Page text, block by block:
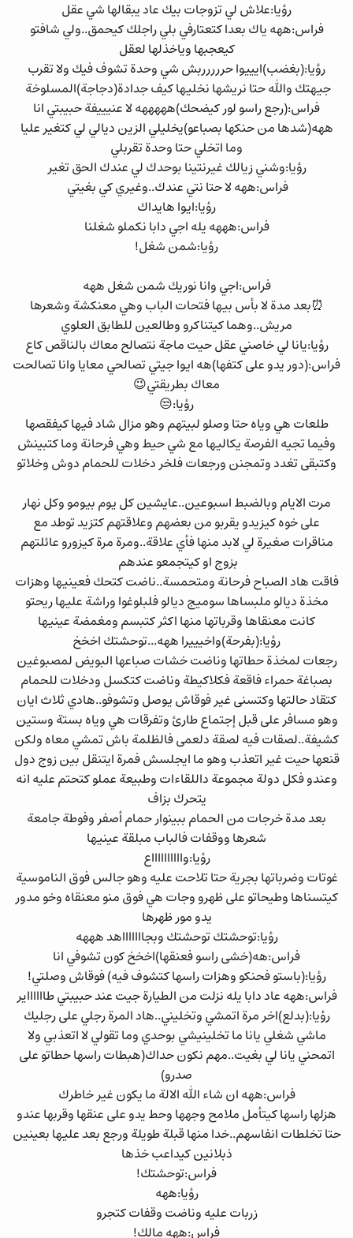
رؤيا:علاش لي تزوجات بيك عاد يبقالها شي عقل
فراس:ههه ياك بعدا كتعتارفي بلي راجلك كيحمق..ولي شافتو
كيعجبها وياخذلها لعقل
رؤيا:(بغضب)ايييوا حررررربش شي وحدة تشوف فيك ولا تقرب
جيهتك والله حتا نريشها نخليها كيف جدادة(دجاجة)المسلوخة
فراس:(رجع راسو لور كيضحك)هههههه لا عنيييفة حبيبتي انا
ههه(شدها من حنكها بصباعو)يخليلي الزين ديالي لي كتغير عليا
وما اتخلي حتا وحدة تقربلي
رؤيا:وشني زيالك غيرنتينا بوحدك لي عندك الحق تغير
فراس:ههه لا حتا نتي عندك..وغيري كي بغيتي
رؤيا:ايوا هايداك
فراس:هههه يله اجي دابا نكملو شغلنا
رؤيا:شمن شغل!
فراس:اجي وانا نوريك شمن شغل ههه
⏰بعد مدة لا بأس بيها فتحات الباب وهي معنكشة وشعرها
مريش..وهما كيتناكرو وطالعين للطابق العلوي
رؤيا:يانا لي خاصني عقل حيت ماجة نتصالح معاك بالناقص كاع
فراس:(دور يدو على كتفها)هه ايوا جيتي تصالحي معايا وانا تصالحت
معاك بطريقتي😉
رؤيا:😒
طلعات هي وياه حتا وصلو لبيتهم وهو مزال شاد فيها كيفقصها
وفيما تجيه الفرصة يكاليها مع شي حيط وهي فرحانة وما كتبينش
وكتبقى تغدد وتمجنن ورجعات فلخر دخلات للحمام دوش وخلاتو
مرت الايام وبالضبط اسبوعين..عايشين كل يوم بيومو وكل نهار
على خوه كيزيدو يقربو من بعضهم وعلاقتهم كتزيد توطد مع
مناقرات صغيرة لي لابد منها فأي علاقة..ومرة مرة كيزورو عائلتهم
بزوج او كيتجمعو عندهم
فاقت هاد الصباح فرحانة ومتحمسة..ناضت كتحك فعينيها وهزات
مخذة ديالو ملبساها سوميج ديالو فلبلوغوا وراشة عليها ريحتو
كانت معنقاها وقرباتها منها اكثر كتبسم ومغمضة عينيها
رؤيا:(بفرحة)واخيييرا ههه...توحشتك اخخخ
رجعات لمخذة حطاتها وناضت خشات صباعها البويض لمصبوغين
بصباغة حمراء فاقعة فكلاكيطة وناضت كتكسل ودخلات للحمام
كتقاد حالتها وكتسنى غير فوقاش يوصل وتشوفو..هادي ثلاث ايان
وهو مسافر على قبل إجتماع طارئ وتفرقات هي وياه بستة وستين
كشيفة..لصقات فيه لصقة دلعمى فالظلمة باش تمشي معاه ولكن
قنعها حيت غير اتعذب وهو ما ايجلسش فمرة ايتنقل بين زوج دول
وعندو فكل دولة مجموعة داللقاءات وطبيعة عملو كتحتم عليه انه
يتحرك بزاف
بعد مدة خرجات من الحمام ببينوار حمام أصفر وفوطة جامعة
شعرها ووقفات فالباب مبلقة عينيها
رؤيا:وااااااااااع
غوتات وضرباتها بجرية حتا تلاحت عليه وهو جالس فوق الناموسية
كيتسناها وطيحاتو على ظهرو وجات هي فوق منو معنقاه وخو مدور
يدو مور ظهرها
رؤيا:توحشتك توحشتك وبجاااااااهد هههه
فراس:هه(خشى راسو فعنقها)اخخخ كون تشوفي انا
رؤيا:(باستو فحنكو وهزات راسها كتشوف فيه) فوقاش وصلتي!
فراس:ههه عاد دابا يله نزلت من الطيارة جيت عند حبيبتي طااااااير
رؤيا:(بدلع)اخر مرة اتمشي وتخليني..هاد المرة رجلي على رجليك
ماشي شغلي يانا ما تخلينيشي بوحدي وما تقولي لا اتعذبي ولا
اتمحني يانا لي بغيت..مهم نكون حداك(هبطات راسها حطاتو على
صدرو)
فراس:ههه ان شاء الله الالة ما يكون غير خاطرك
هزلها راسها كيتأمل ملامح وجهها وحط يدو على عنقها وقربها عندو
حتا تخلطات انفاسهم..خدا منها قبلة طويلة ورجع بعد عليها بعينين
ذبلانين كيداعب خذها
فراس:توحشتك!
رؤيا:ههه
زربات عليه وناضت وقفات كتجرو
فراس:ههه مالك!